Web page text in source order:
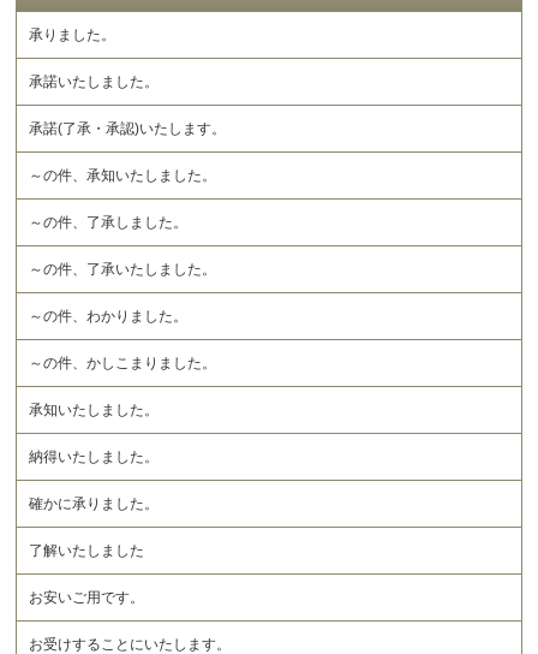
承りました。
承諾いたしました。
承諾(了承・承認)いたします。
～の件、承知いたしました。
～の件、了承しました。
～の件、了承いたしました。
～の件、わかりました。
～の件、かしこまりました。
承知いたしました。
納得いたしました。
確かに承りました。
了解いたしました
お安いご用です。
お受けすることにいたします。